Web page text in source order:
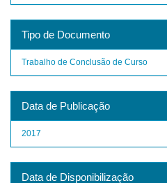
Tipo de Documento
Trabalho de Conclusão de Curso
Data de Publicação
2017
Data de Disponibilização